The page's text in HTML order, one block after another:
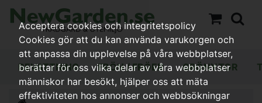
BEVATTNING FRÖN / FRÖER GRÖNYTOR
Acceptera cookies och integritetspolicy
Cookies gör att du kan använda varukorgen och
att anpassa din upplevelse på våra webbplatser,
berättar för oss vilka delar av våra webbplatser
människor har besökt, hjälper oss att mäta
effektiviteten hos annonser och webbsökningar